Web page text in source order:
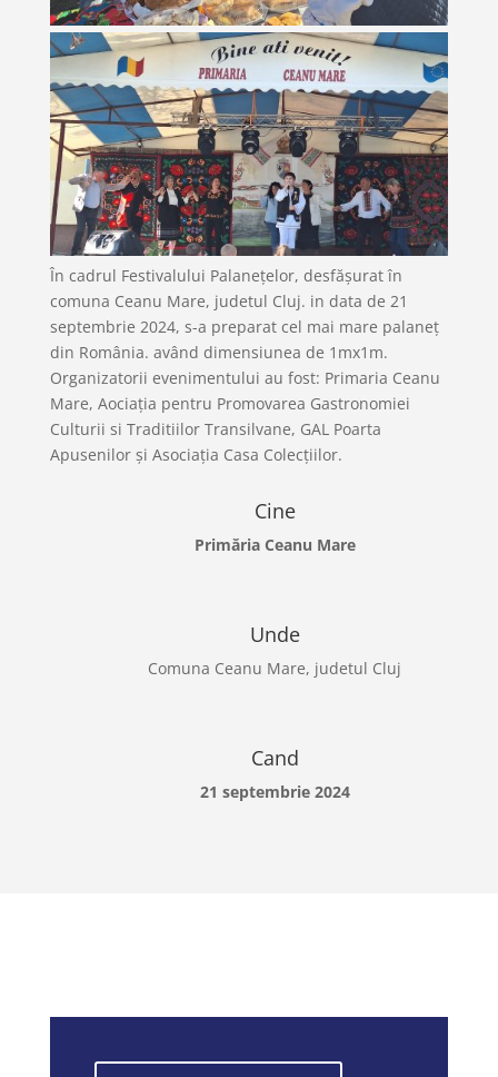
În cadrul Festivalului Palanețelor, desfășurat în
comuna Ceanu Mare, judetul Cluj. in data de 21
septembrie 2024, s-a preparat cel mai mare palaneț
din România. având dimensiunea de 1mx1m.
Organizatorii evenimentului au fost: Primaria Ceanu
Mare, Aociația pentru Promovarea Gastronomiei
Culturii si Traditiilor Transilvane, GAL Poarta
Apusenilor și Asociația Casa Colecțiilor.
Cine
Primăria Ceanu Mare
Unde
Comuna Ceanu Mare, judetul Cluj
Cand
21 septembrie 2024